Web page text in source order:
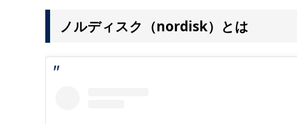
ノルディスク（nordisk）とは